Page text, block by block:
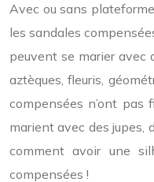
Avec ou sans
les sandales
peuvent se marier avec
aztèques, fleuris,
compensées n’ont pas
marient avec des jupes,
comment avoir une
compensées !